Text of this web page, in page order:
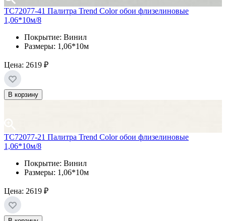
ТС72077-41 Палитра Trend Color обои флизелиновые
1,06*10м/8
Покрытие: Винил
Размеры: 1,06*10м
Цена: 2619 ₽
В корзину
ТС72077-21 Палитра Trend Color обои флизелиновые
1,06*10м/8
Покрытие: Винил
Размеры: 1,06*10м
Цена: 2619 ₽